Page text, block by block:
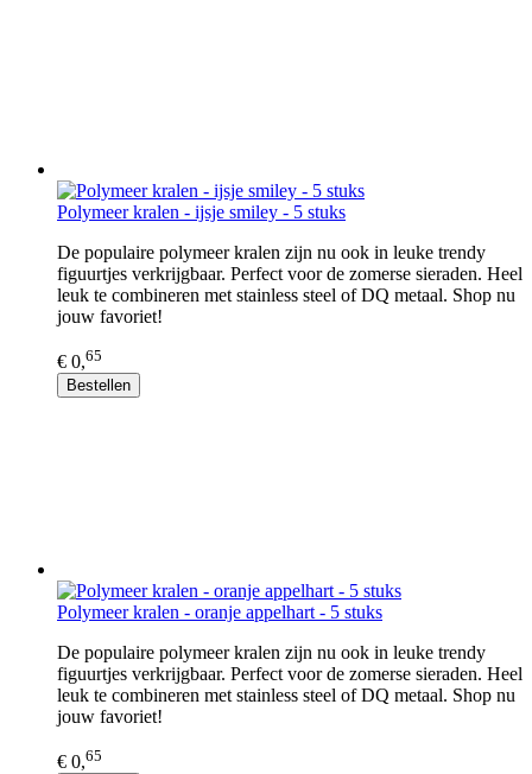
Polymeer kralen - ijsje smiley - 5 stuks
De populaire polymeer kralen zijn nu ook in leuke trendy
figuurtjes verkrijgbaar. Perfect voor de zomerse sieraden. Heel
leuk te combineren met stainless steel of DQ metaal. Shop nu
jouw favoriet!
€ 0,65
Bestellen
Polymeer kralen - oranje appelhart - 5 stuks
De populaire polymeer kralen zijn nu ook in leuke trendy
figuurtjes verkrijgbaar. Perfect voor de zomerse sieraden. Heel
leuk te combineren met stainless steel of DQ metaal. Shop nu
jouw favoriet!
€ 0,65